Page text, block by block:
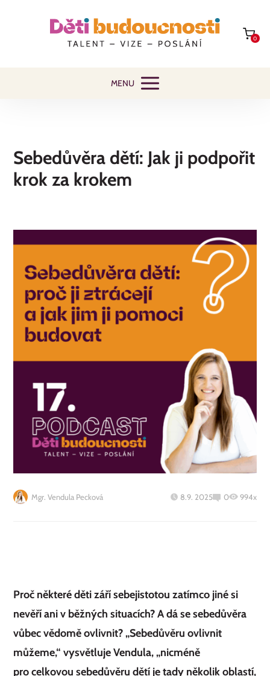
0
MENU
Sebedůvěra dětí: Jak ji podpořit
krok za krokem
Mgr. Vendula Pecková 8.9. 2025 0 994x
Proč některé děti září sebejistotou zatímco jiné si
nevěří ani v běžných situacích? A dá se sebedůvěra
vůbec vědomě ovlivnit? „Sebedůvěru ovlivnit
můžeme,“ vysvětluje Vendula, „nicméně
pro celkovou sebedůvěru dětí je tady několik oblastí,